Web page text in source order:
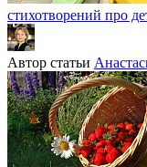
стихотворений про
Автор статьи